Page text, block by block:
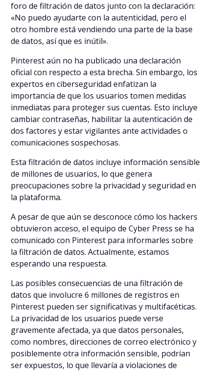
foro de filtración de datos junto con la declaración:
«No puedo ayudarte con la autenticidad, pero el
otro hombre está vendiendo una parte de la base
de datos, así que es inútil».
Pinterest aún no ha publicado una declaración
oficial con respecto a esta brecha. Sin embargo, los
expertos en ciberseguridad enfatizan la
importancia de que los usuarios tomen medidas
inmediatas para proteger sus cuentas. Esto incluye
cambiar contraseñas, habilitar la autenticación de
dos factores y estar vigilantes ante actividades o
comunicaciones sospechosas.
Esta filtración de datos incluye información sensible
de millones de usuarios, lo que genera
preocupaciones sobre la privacidad y seguridad en
la plataforma.
A pesar de que aún se desconoce cómo los hackers
obtuvieron acceso, el equipo de Cyber Press se ha
comunicado con Pinterest para informarles sobre
la filtración de datos. Actualmente, estamos
esperando una respuesta.
Las posibles consecuencias de una filtración de
datos que involucre 6 millones de registros en
Pinterest pueden ser significativas y multifacéticas.
La privacidad de los usuarios puede verse
gravemente afectada, ya que datos personales,
como nombres, direcciones de correo electrónico y
posiblemente otra información sensible, podrían
ser expuestos, lo que llevaría a violaciones de